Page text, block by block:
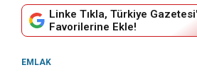
Linke Tıkla, Türkiye
Favorilerine Ekle!
EMLAK